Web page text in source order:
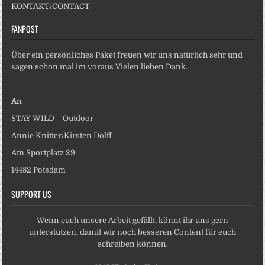
KONTAKT/CONTACT
FANPOST
Über ein persönliches Paket freuen wir uns natürlich sehr und
sagen schon mal im voraus Vielen lieben Dank.
An
STAY WILD – Outdoor
Annie Knitter/Kirsten Dolff
Am Sportplatz 29
14482 Potsdam
SUPPORT US
Wenn euch unsere Arbeit gefällt, könnt ihr uns gern
unterstützen, damit wir noch besseren Content für euch
schreiben können.